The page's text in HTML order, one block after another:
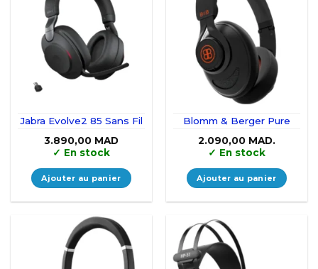
Jabra Evolve2 85 Sans Fil
3.890,00 MAD
✓ En stock
Ajouter au panier
Blomm & Berger Pure
2.090,00 MAD.
✓ En stock
Ajouter au panier